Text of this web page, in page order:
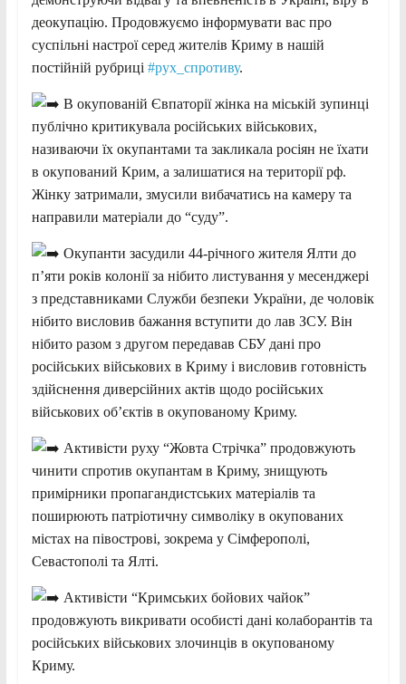
деокупацію. Продовжуємо інформувати вас про
суспільні настрої серед жителів Криму в нашій
постійній рубриці #рух_спротиву.
В окупованій Євпаторії жінка на міській зупинці
публічно критикувала російських військових,
називаючи їх окупантами та закликала росіян не їхати
в окупований Крим, а залишатися на території рф.
Жінку затримали, змусили вибачатись на камеру та
направили матеріали до “суду”.
Окупанти засудили 44-річного жителя Ялти до
п’яти років колонії за нібито листування у месенджері
з представниками Служби безпеки України, де чоловік
нібито висловив бажання вступити до лав ЗСУ. Він
нібито разом з другом передавав СБУ дані про
російських військових в Криму і висловив готовність
здійснення диверсійних актів щодо російських
військових об’єктів в окупованому Криму.
Активісти руху “Жовта Стрічка” продовжують
чинити спротив окупантам в Криму, знищують
примірники пропагандистських матеріалів та
поширюють патріотичну символіку в окупованих
містах на півострові, зокрема у Сімферополі,
Севастополі та Ялті.
Активісти “Кримських бойових чайок”
продовжують викривати особисті дані колаборантів та
російських військових злочинців в окупованому
Криму.